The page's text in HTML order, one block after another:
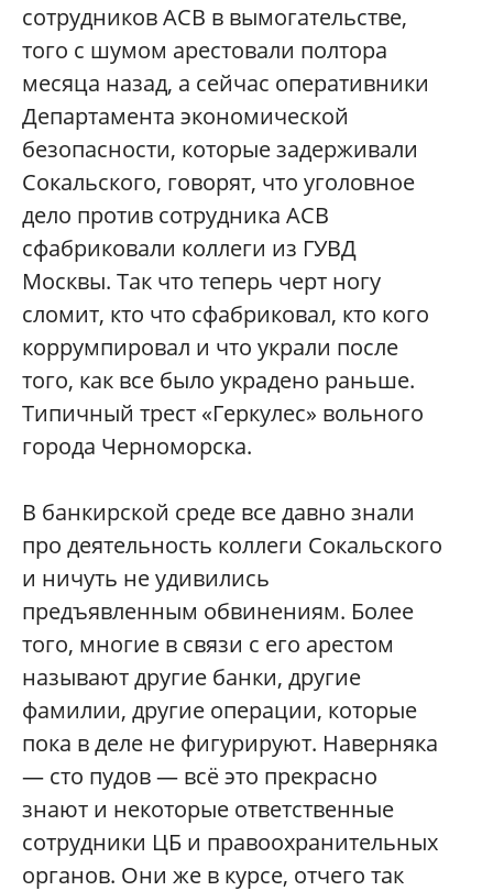
сотрудников АСВ в вымогательстве,
того с шумом арестовали полтора
месяца назад, а сейчас оперативники
Департамента экономической
безопасности, которые задерживали
Сокальского, говорят, что уголовное
дело против сотрудника АСВ
сфабриковали коллеги из ГУВД
Москвы. Так что теперь черт ногу
сломит, кто что сфабриковал, кто кого
коррумпировал и что украли после
того, как все было украдено раньше.
Типичный трест «Геркулес» вольного
города Черноморска.
В банкирской среде все давно знали
про деятельность коллеги Сокальского
и ничуть не удивились
предъявленным обвинениям. Более
того, многие в связи с его арестом
называют другие банки, другие
фамилии, другие операции, которые
пока в деле не фигурируют. Наверняка
— сто пудов — всё это прекрасно
знают и некоторые ответственные
сотрудники ЦБ и правоохранительных
органов. Они же в курсе, отчего так